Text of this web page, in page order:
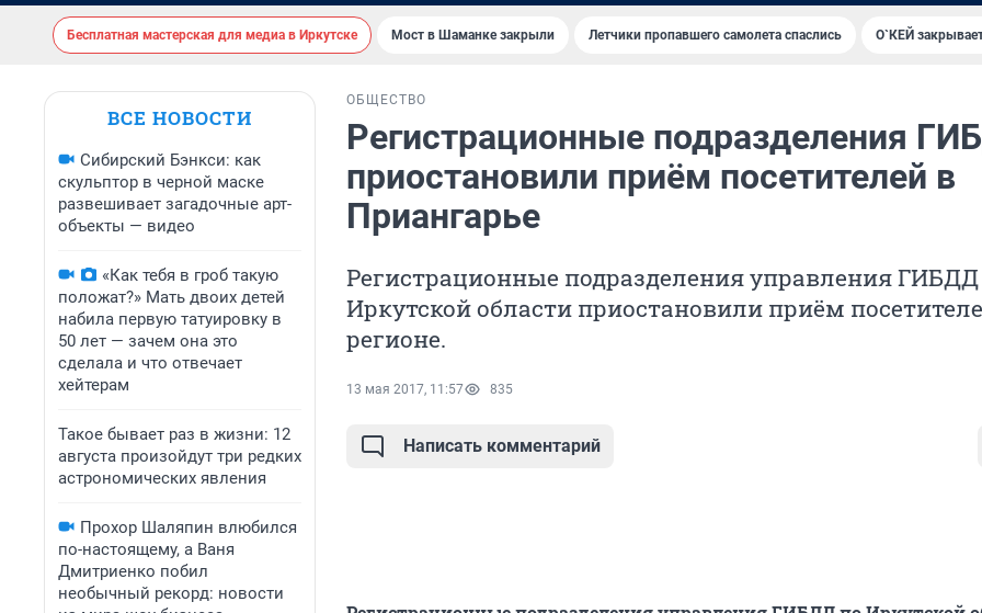
Бесплатная мастерская для медиа в Иркутске Мост в Шаманке закрыли Летчики пропавшего самолета спаслись О`КЕЙ
ВСЕ НОВОСТИ
Сибирский Бэнкси: как
скульптор в черной маске
развешивает загадочные арт-
объекты — видео
«Как тебя в гроб такую
положат?» Мать двоих детей
набила первую татуировку в
50 лет — зачем она это
сделала и что отвечает
хейтерам
Такое бывает раз в жизни: 12
августа произойдут три редких
астрономических явления
Прохор Шаляпин влюбился
по-настоящему, а Ваня
Дмитриенко побил
необычный рекорд: новости
ОБЩЕСТВО
Регистрационные подразделения
приостановили приём посетителей в
Приангарье
Регистрационные подразделения управления
Иркутской области приостановили приём
регионе.
13 мая 2017, 11:57 835
Написать комментарий